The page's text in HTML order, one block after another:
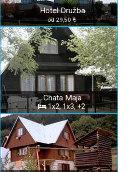
Hotel Družba
od 29,50 €
Chata Maja
1x2, 1x3, +2